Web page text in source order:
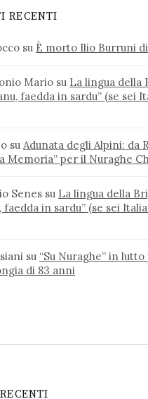
RECENTI
su È morto Ilio Burruni
Mario su La lingua della
faedda in sardu” (se sei
su Adunata degli Alpini: da
Memoria” per il Nuraghe
Senes su La lingua della
faedda in sardu” (se sei
su “Su Nuraghe” in
di 83 anni